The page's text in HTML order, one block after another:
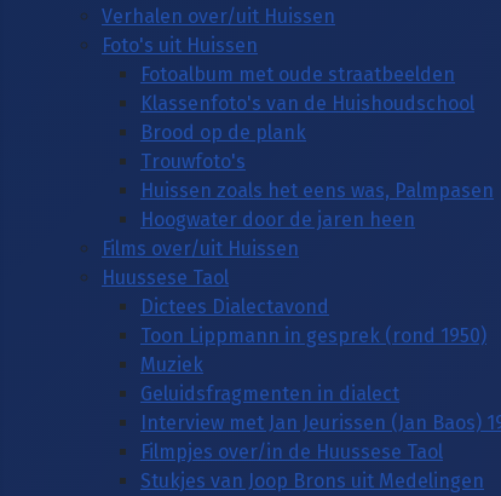
Verhalen over/uit Huissen
Foto's uit Huissen
Fotoalbum met oude straatbeelden
Klassenfoto's van de Huishoudschool
Brood op de plank
Trouwfoto's
Huissen zoals het eens was, Palmpasen
Hoogwater door de jaren heen
Films over/uit Huissen
Huussese Taol
Dictees Dialectavond
Toon Lippmann in gesprek (rond 1950)
Muziek
Geluidsfragmenten in dialect
Interview met Jan Jeurissen (Jan Baos)
Filmpjes over/in de Huussese Taol
Stukjes van Joop Brons uit Medelingen